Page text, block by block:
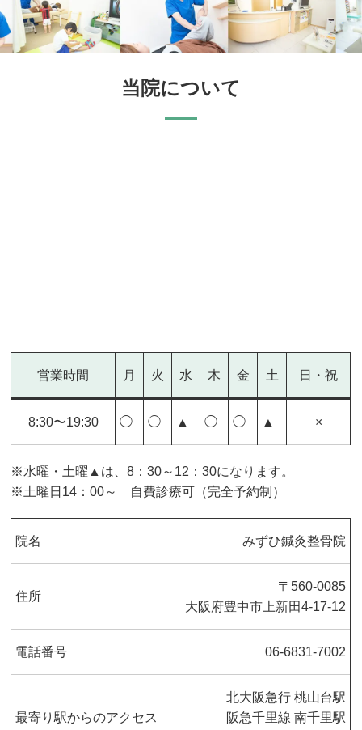
当院について
営業時間 月 火 水 木 金 土 日・祝
8:30〜19:30 ◯ ◯ ▲ ◯ ◯ ▲ ×
※水曜・土曜▲は、8：30～12：30になります。
※土曜日14：00～ 自費診療可（完全予約制）
院名 みずひ鍼灸整骨院
住所
〒560-0085
大阪府豊中市上新田4-17-12
電話番号 06-6831-7002
最寄り駅からのアクセス
北大阪急行 桃山台駅
阪急千里線 南千里駅